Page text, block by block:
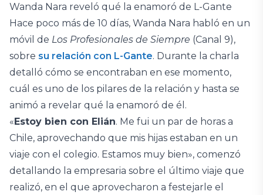
Wanda Nara reveló qué la enamoró de L-Gante
Hace poco más de 10 días, Wanda Nara habló en un
móvil de Los Profesionales de Siempre (Canal 9),
sobre su relación con L-Gante. Durante la charla
detalló cómo se encontraban en ese momento,
cuál es uno de los pilares de la relación y hasta se
animó a revelar qué la enamoró de él.
«Estoy bien con Elián. Me fui un par de horas a
Chile, aprovechando que mis hijas estaban en un
viaje con el colegio. Estamos muy bien», comenzó
detallando la empresaria sobre el último viaje que
realizó, en el que aprovecharon a festejarle el